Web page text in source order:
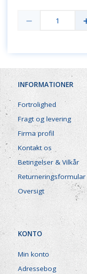
INFORMATIONER
Fortrolighed
Fragt og levering
Firma profil
Kontakt os
Betingelser & Vilkår
Returneringsformular
Oversigt
KONTO
Min konto
Adressebog